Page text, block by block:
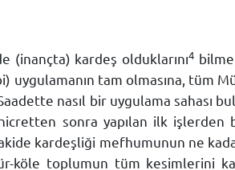
(inançta) kardeş olduklarını4
uygulamanın tam olmasına, tüm
nasıl bir uygulama
sonra yapılan ilk
kardeşliği mefhumunun ne
köle toplumun tüm kesimlerini